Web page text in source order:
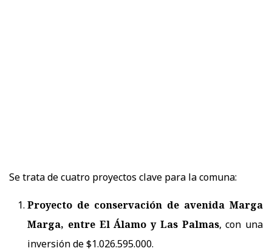
Se trata de cuatro proyectos clave para la comuna:
Proyecto de conservación de avenida Marga
Marga, entre El Álamo y Las Palmas, con una
inversión de $1.026.595.000.